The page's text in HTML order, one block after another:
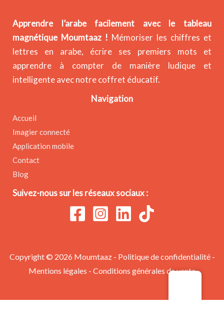
Apprendre l’arabe facilement avec le tableau
magnétique Moumtaaz ! Mémoriser les chiffres et
lettres en arabe, écrire ses premiers mots et
apprendre à compter de manière ludique et
intelligente avec notre coffret éducatif.
Navigation
Accueil
Imagier connecté
Application mobile
Contact
Blog
Suivez-nous sur les réseaux sociaux :
Copyright © 2026 Moumtaaz - Politique de confidentialité-
Mentions légales - Conditions générales de vente